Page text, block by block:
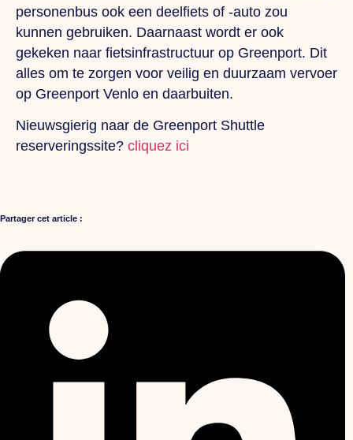
personenbus ook een deelfiets of -auto zou
kunnen gebruiken. Daarnaast wordt er ook
gekeken naar fietsinfrastructuur op Greenport. Dit
alles om te zorgen voor veilig en duurzaam vervoer
op Greenport Venlo en daarbuiten.
Nieuwsgierig naar de Greenport Shuttle
reserveringssite? cliquez ici
Partager cet article :